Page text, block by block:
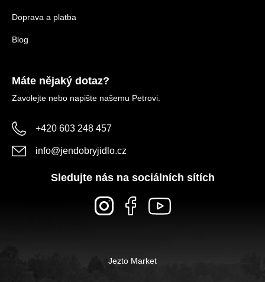
Doprava a platba
Blog
Máte nějaký dotaz?
Zavolejte nebo napište našemu Petrovi.
+420 603 248 457
info@jendobryjidlo.cz
Sledujte nás na sociálních sítích
Jezto Market